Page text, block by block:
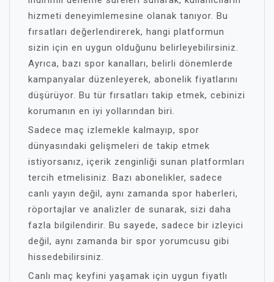
hizmeti deneyimlemesine olanak tanıyor. Bu
fırsatları değerlendirerek, hangi platformun
sizin için en uygun olduğunu belirleyebilirsiniz.
Ayrıca, bazı spor kanalları, belirli dönemlerde
kampanyalar düzenleyerek, abonelik fiyatlarını
düşürüyor. Bu tür fırsatları takip etmek, cebinizi
korumanın en iyi yollarından biri.
Sadece maç izlemekle kalmayıp, spor
dünyasındaki gelişmeleri de takip etmek
istiyorsanız, içerik zenginliği sunan platformları
tercih etmelisiniz. Bazı abonelikler, sadece
canlı yayın değil, aynı zamanda spor haberleri,
röportajlar ve analizler de sunarak, sizi daha
fazla bilgilendirir. Bu sayede, sadece bir izleyici
değil, aynı zamanda bir spor yorumcusu gibi
hissedebilirsiniz.
Canlı maç keyfini yaşamak için uygun fiyatlı